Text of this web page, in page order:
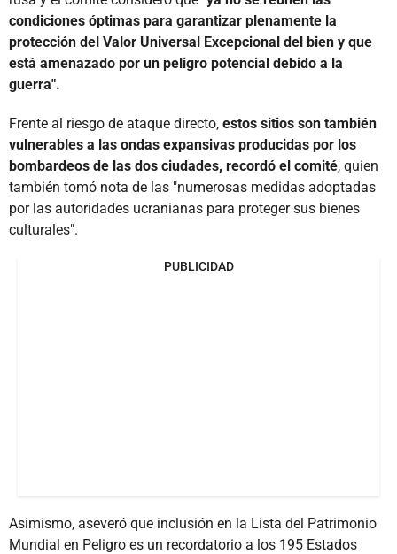
condiciones óptimas para garantizar plenamente la
protección del Valor Universal Excepcional del bien y que
está amenazado por un peligro potencial debido a la
guerra".
Frente al riesgo de ataque directo, estos sitios son también
vulnerables a las ondas expansivas producidas por los
bombardeos de las dos ciudades, recordó el comité, quien
también tomó nota de las "numerosas medidas adoptadas
por las autoridades ucranianas para proteger sus bienes
culturales".
PUBLICIDAD
Asimismo, aseveró que inclusión en la Lista del Patrimonio
Mundial en Peligro es un recordatorio a los 195 Estados